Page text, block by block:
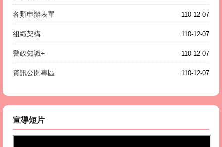
110-12-07
各類申辦表單
110-12-07
組織架構
110-12-07
警政知識+
110-12-07
資訊公開專區
宣導短片